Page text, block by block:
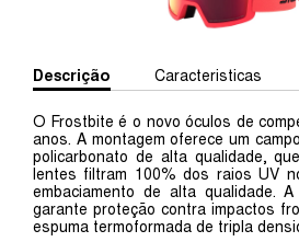
Descrição Caracteristicas
O Frostbite é o novo óculos de
anos. A montagem oferece um
policarbonato de alta qualidade,
lentes filtram 100% dos raios UV
embaciamento de alta qualidade.
garante proteção contra impactos
espuma termoformada de tripla